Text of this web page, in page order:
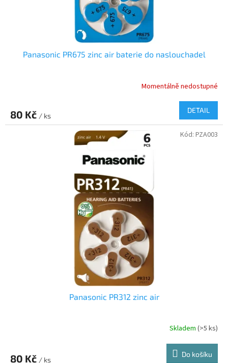
Panasonic PR675 zinc air baterie do naslouchadel
Momentálně nedostupné
80 Kč / ks
DETAIL
Panasonic PR312 zinc air
Skladem (>5 ks)
80 Kč / ks
Do košíku
Kód: PZA003